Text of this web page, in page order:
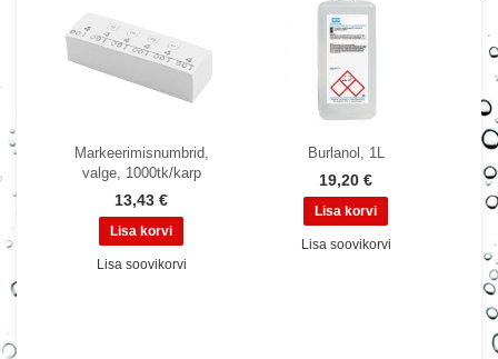
Markeerimisnumbrid,
valge, 1000tk/karp
13,43 €
Lisa soovikorvi
Burlanol, 1L
19,20 €
Lisa soovikorvi